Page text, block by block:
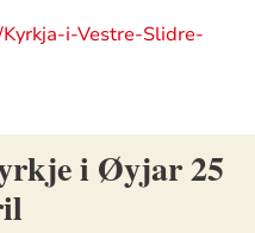
i-Vestre-Slidre-
i Øyjar 25